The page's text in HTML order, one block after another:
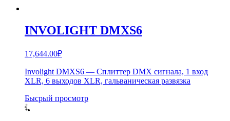
INVOLIGHT DMXS6
17,644.00₽
Involight DMXS6 — Сплиттер DMX сигнала, 1 вход
XLR, 6 выходов XLR, гальваническая развязка
Бысрый просмотр